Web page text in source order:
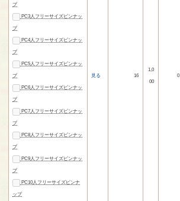
プ
PC3人フリーサイズピンナッ
プ
PC4人フリーサイズピンナッ
プ
PC5人フリーサイズピンナッ
プ
PC6人フリーサイズピンナッ
プ
PC7人フリーサイズピンナッ
プ
PC8人フリーサイズピンナッ
プ
PC9人フリーサイズピンナッ
プ
PC10人フリーサイズピンナ
ップ
見る 16
1,0
00
0